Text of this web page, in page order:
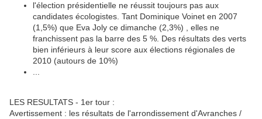
l'élection présidentielle ne réussit toujours pas aux
candidates écologistes. Tant Dominique Voinet en 2007
(1,5%) que Eva Joly ce dimanche (2,3%) , elles ne
franchissent pas la barre des 5 %. Des résultats des verts
bien inférieurs à leur score aux élections régionales de
2010 (autours de 10%)
LES RESULTATS - 1er tour :
Avertissement : les résultats de l'arrondissement d'Avranches /